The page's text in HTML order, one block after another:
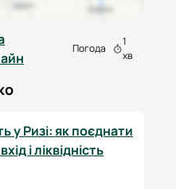
Погода
1
хв
у Ризі: як поєднати
і ліквідність